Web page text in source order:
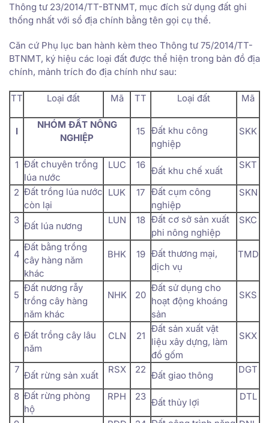
Thông tư 23/2014/TT-BTNMT, mục đích sử dụng đất ghi
thống nhất với sổ địa chính bằng tên gọi cụ thể.
Căn cứ Phụ lục ban hành kèm theo Thông tư 75/2014/TT-
BTNMT, ký hiệu các loại đất được thể hiện trong bản đồ địa
chính, mảnh trích đo địa chính như sau:
TT Loại đất Mã TT Loại đất Mã
I
NHÓM ĐẤT NÔNG
NGHIỆP
15 Đất khu công
nghiệp
SKK
1 Đất chuyên trồng
lúa nước
LUC 16
Đất khu chế xuất
SKT
2 Đất trồng lúa nước
còn lại
LUK 17 Đất cụm công
nghiệp
SKN
3
Đất lúa nương
LUN 18 Đất cơ sở sản xuất
phi nông nghiệp
SKC
4
Đất bằng trồng
cây hàng năm
khác
BHK 19 Đất thương mại,
dịch vụ
TMD
5
Đất nương rẫy
trồng cây hàng
năm khác
NHK 20
Đất sử dụng cho
hoạt động khoáng
sản
SKS
6 Đất trồng cây lâu
năm
CLN 21
Đất sản xuất vật
liệu xây dựng, làm
đồ gốm
SKX
7
Đất rừng sản xuất
RSX 22
Đất giao thông
DGT
8 Đất rừng phòng
hộ
RPH 23
Đất thủy lợi
DTL